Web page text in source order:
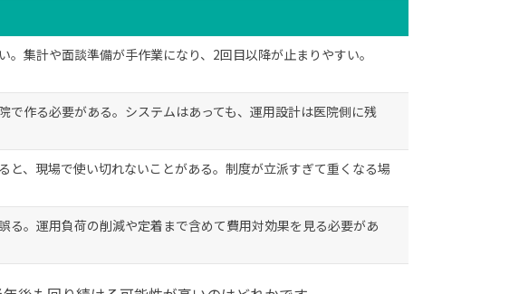
。集計や面談準備が手作業になり、2回目以降が止まりやすい。
で作る必要がある。システムはあっても、運用設計は医院側に残
と、現場で使い切れないことがある。制度が立派すぎて重くなる場
る。運用負荷の削減や定着まで含めて費用対効果を見る必要があ